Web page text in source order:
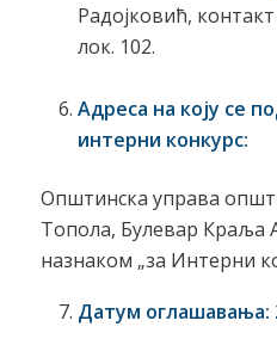
Радојковић,
лок. 102.
Адреса на коју се
интерни конкурс:
Општинска управа
Топола, Булевар Краља
назнаком „за Интерни
Датум оглашавања: